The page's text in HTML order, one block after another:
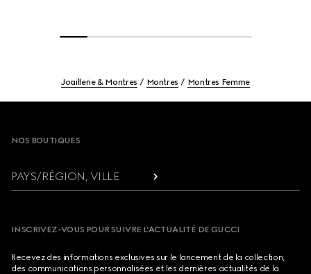
Joaillerie & Montres Montres Montres Femme
NOS BOUTIQUES
PAYS/RÉGION, VILLE
INSCRIVEZ-VOUS POUR SUIVRE L’ACTUALITÉ DE GUCCI
Recevez des informations exclusives sur le lancement de la collection,
des communications personnalisées et les dernières actualités de la